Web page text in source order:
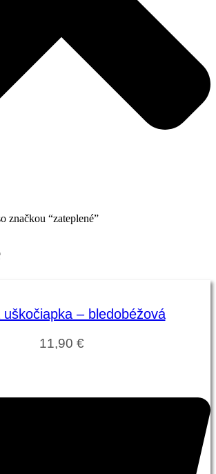
značkou “zateplené”
uškočiapka – bledobéžová
11,90 €